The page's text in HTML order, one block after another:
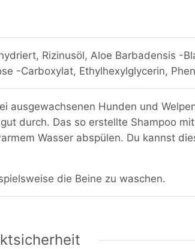
Rizinusöl, Aloe Barbadensis -
-Carboxylat, Ethylhexylglycerin,
ausgewachsenen Hunden und
durch. Das so erstellte Shampoo
Wasser abspülen. Du kannst
die Beine zu waschen.